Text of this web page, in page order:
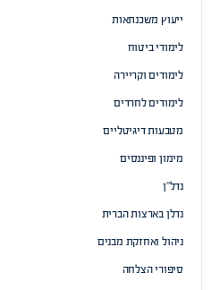
ייעוץ משכנתאות
לימודי ביטוח
לימודים וקריירה
לימודים לחרדים
מטבעות דיגיטליים
מימון ופיננסים
נדל”ן
נדלן בארצות הברית
ניהול ואחזקת מבנים
סיפורי הצלחה